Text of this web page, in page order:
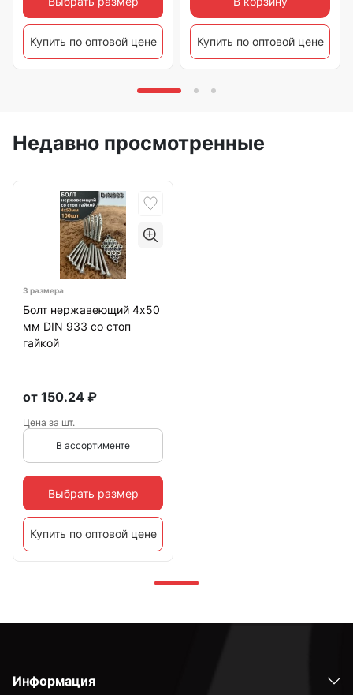
Купить по оптовой цене Купить по оптовой цене
Недавно просмотренные
3 размера
Болт нержавеющий 4х50
мм DIN 933 со стоп
гайкой
от 150.24 ₽
Цена за шт.
В ассортименте
Выбрать размер
Купить по оптовой цене
Информация